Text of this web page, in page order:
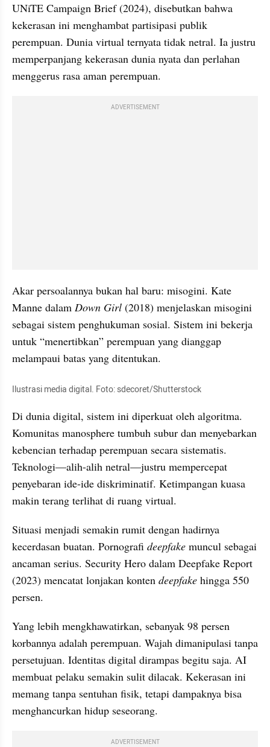
UNiTE Campaign Brief (2024), disebutkan bahwa
kekerasan ini menghambat partisipasi publik
perempuan. Dunia virtual ternyata tidak netral. Ia justru
memperpanjang kekerasan dunia nyata dan perlahan
menggerus rasa aman perempuan.
ADVERTISEMENT
Akar persoalannya bukan hal baru: misogini. Kate
Manne dalam Down Girl (2018) menjelaskan misogini
sebagai sistem penghukuman sosial. Sistem ini bekerja
untuk “menertibkan” perempuan yang dianggap
melampaui batas yang ditentukan.
Ilustrasi media digital. Foto: sdecoret/Shutterstock
Di dunia digital, sistem ini diperkuat oleh algoritma.
Komunitas manosphere tumbuh subur dan menyebarkan
kebencian terhadap perempuan secara sistematis.
Teknologi—alih-alih netral—justru mempercepat
penyebaran ide-ide diskriminatif. Ketimpangan kuasa
makin terang terlihat di ruang virtual.
Situasi menjadi semakin rumit dengan hadirnya
kecerdasan buatan. Pornografi deepfake muncul sebagai
ancaman serius. Security Hero dalam Deepfake Report
(2023) mencatat lonjakan konten deepfake hingga 550
persen.
Yang lebih mengkhawatirkan, sebanyak 98 persen
korbannya adalah perempuan. Wajah dimanipulasi tanpa
persetujuan. Identitas digital dirampas begitu saja. AI
membuat pelaku semakin sulit dilacak. Kekerasan ini
memang tanpa sentuhan fisik, tetapi dampaknya bisa
menghancurkan hidup seseorang.
ADVERTISEMENT